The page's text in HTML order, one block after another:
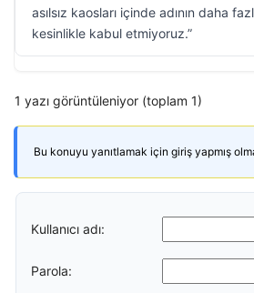
asılsız kaosları içinde adının daha
kesinlikle kabul etmiyoruz.”
1 yazı görüntüleniyor (toplam 1)
Bu konuyu yanıtlamak için giriş yapmış
Kullanıcı adı:
Parola: